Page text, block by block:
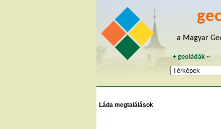
a Magyar
+geoládák ~
Láda megtalálások